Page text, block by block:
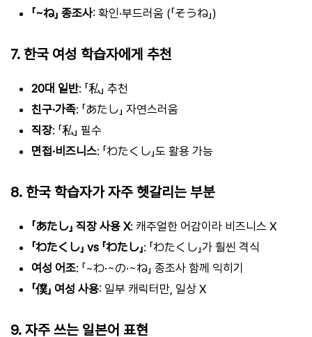
「~ね」 종조사: 확인·부드러움 (「そうね」)
7. 한국 여성 학습자에게 추천
20대 일반: 「私」 추천
친구·가족: 「あたし」 자연스러움
직장: 「私」 필수
면접·비즈니스: 「わたくし」도 활용 가능
8. 한국 학습자가 자주 헷갈리는 부분
「あたし」 직장 사용 X: 캐주얼한 어감이라 비즈니스 X
「わたくし」 vs 「わたし」: 「わたくし」가 훨씬 격식
여성 어조: 「~わ·~の·~ね」 종조사 함께 익히기
「僕」 여성 사용: 일부 캐릭터만, 일상 X
9. 자주 쓰는 일본어 표현